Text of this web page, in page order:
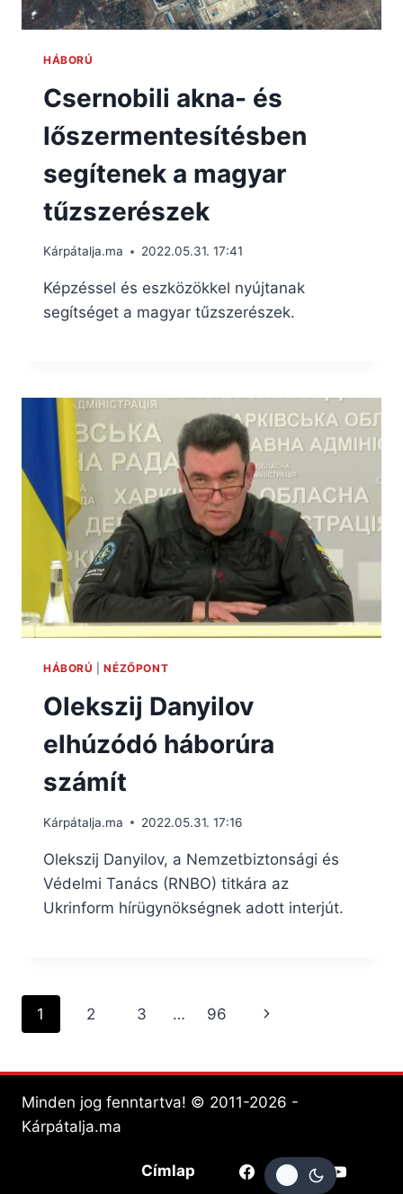
HÁBORÚ
Csernobili akna- és
lőszermentesítésben
segítenek a magyar
tűzszerészek
Kárpátalja.ma 2022.05.31. 17:41
Képzéssel és eszközökkel nyújtanak
segítséget a magyar tűzszerészek.
HÁBORÚ |NÉZŐPONT
Olekszij Danyilov
elhúzódó háborúra
számít
Kárpátalja.ma 2022.05.31. 17:16
Olekszij Danyilov, a Nemzetbiztonsági és
Védelmi Tanács (RNBO) titkára az
Ukrinform hírügynökségnek adott interjút.
Page
1 2 3 … 96
Next
Minden jog fenntartva! © 2011-2026 -
Kárpátalja.ma
Címlap